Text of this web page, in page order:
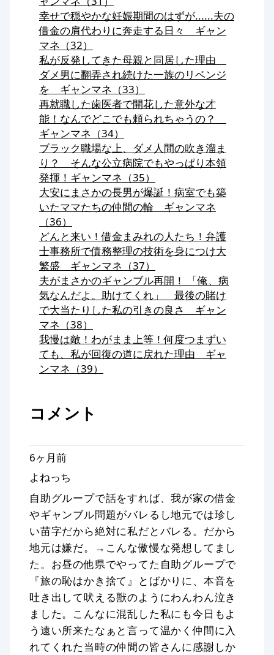
幸せで穏やかな妊娠期間のはずが......夫の
借金の肩代わりに奔走する日々 ギャン
マネ（32）
私が反発してきた母親と同居した理由
ダメ男に翻弄され続けた一族のリベンジ
を ギャンマネ（33）
再就職した歯医者で開花した意外な才
能！なんでどこでも頼られちゃうの？
ギャンマネ（34）
ブラック職場な上、ダメ人間の吹き溜ま
り？ そんな公立病院でもやっぱり本領
発揮！ギャンマネ（35）
大安にまさかの長男が爆誕！病室でも築
いたママたちの仲間の輪 ギャンマネ
（36）
どんと来い！借金まみれの人たち！弁護
士事務所で債務整理の技術を身につけ大
繁盛 ギャンマネ（37）
夫がまさかのギャンブル再開！ 「俺、病
気なんだよ。助けてくれ」 最後の賭け
で大当たりした私の引きの良さ ギャン
マネ（38）
我慢は敵！わがまま上等！何度つまずい
ても、私が回復の道に戻れた理由 ギャ
ンマネ（39）
コメント
6ヶ月前
よねっち
自助グループで話をすれば、我が家の借金
やギャンブル問題がバレるし地元では珍し
い苗字だから絶対に私だとバレる。だから
地元は嫌だ。→こんな傲慢な発想してまし
た。お昼の他県でやってた自助グループで
『旅の恥はかき捨て』とばかりに、本音を
吐き出して吠える獣のようにわんわん泣き
ました。こんなに混乱した私にも今日もよ
う遠い所来たなぁと言って温かく仲間に入
れてくれた当時の仲間の皆さんに感謝しか